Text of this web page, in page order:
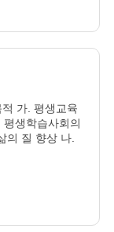
가. 평생교육
생학습사회의
의 질 향상 나.